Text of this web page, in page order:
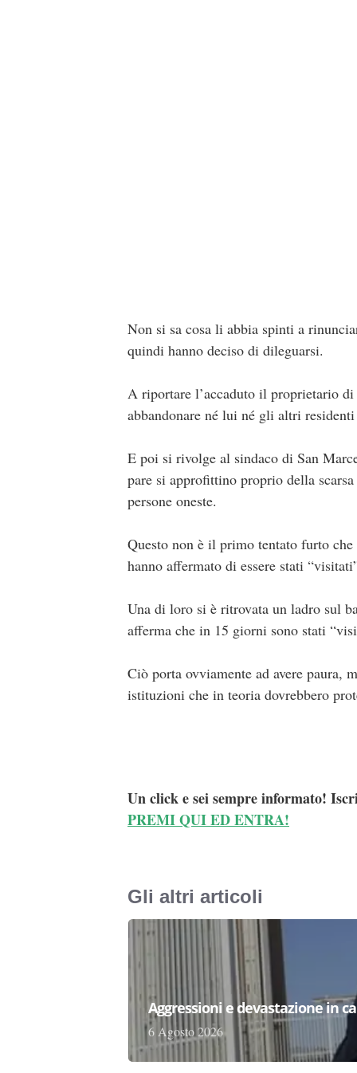
Non si sa cosa li abbia spinti a
quindi hanno deciso di dileguarsi.
A riportare l’accaduto il proprietario
abbandonare né lui né gli altri
E poi si rivolge al sindaco di San
pare si approfittino proprio della
persone oneste.
Questo non è il primo tentato furto
hanno affermato di essere stati
Una di loro si è ritrovata un ladro sul
afferma che in 15 giorni sono stati
Ciò porta ovviamente ad avere paura,
istituzioni che in teoria dovrebbero
Un click e sei sempre informato!
PREMI QUI ED ENTRA!
Gli altri articoli
Aggressioni e devastazione in
6 Agosto 2026